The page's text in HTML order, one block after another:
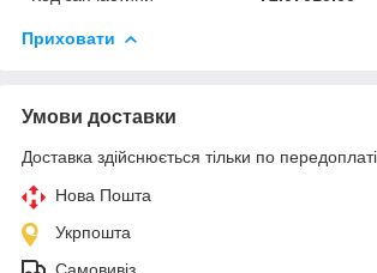
Приховати
Умови доставки
Доставка здійснюється тільки по передоплаті.
Нова Пошта
Укрпошта
Самовивіз